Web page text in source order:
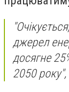
джерел
досягне
2050